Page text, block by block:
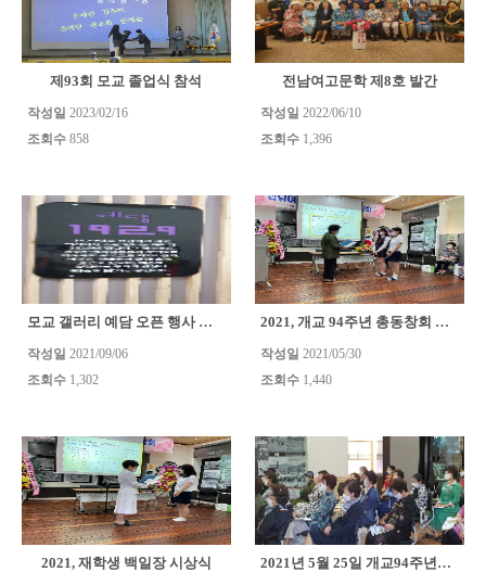
제93회 모교 졸업식 참석
작성일 2023/02/16
조회수858
전남여고문학 제8호 발간
작성일 2022/06/10
조회수1,396
모교 갤러리 예담 오픈 행사 참석
작성일 2021/09/06
조회수1,302
2021, 개교 94주년 총동창회 정기총회
작성일 2021/05/30
조회수1,440
2021, 재학생 백일장 시상식 2021년 5월 25일 개교94주년기념 총회 개최